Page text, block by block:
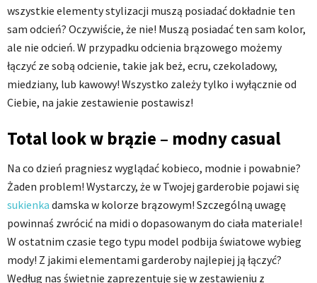
wszystkie elementy stylizacji muszą posiadać dokładnie ten
sam odcień? Oczywiście, że nie! Muszą posiadać ten sam kolor,
ale nie odcień. W przypadku odcienia brązowego możemy
łączyć ze sobą odcienie, takie jak beż, ecru, czekoladowy,
miedziany, lub kawowy! Wszystko zależy tylko i wyłącznie od
Ciebie, na jakie zestawienie postawisz!
Total look w brązie – modny casual
Na co dzień pragniesz wyglądać kobieco, modnie i powabnie?
Żaden problem! Wystarczy, że w Twojej garderobie pojawi się
sukienka damska w kolorze brązowym! Szczególną uwagę
powinnaś zwrócić na midi o dopasowanym do ciała materiale!
W ostatnim czasie tego typu model podbija światowe wybieg
mody! Z jakimi elementami garderoby najlepiej ją łączyć?
Według nas świetnie zaprezentuje się w zestawieniu z